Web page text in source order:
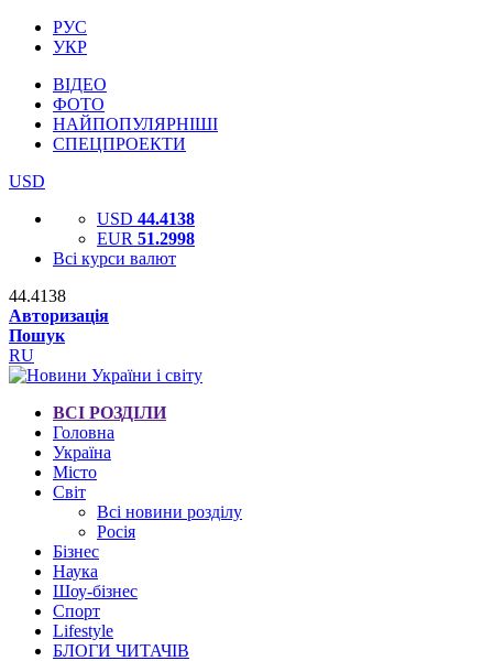
РУС
УКР
ВІДЕО
ФОТО
НАЙПОПУЛЯРНІШІ
СПЕЦПРОЕКТИ
USD
USD 44.4138
EUR 51.2998
Всі курси валют
44.4138
Авторизація
Пошук
RU
ВСІ РОЗДІЛИ
Головна
Україна
Місто
Світ
Всі новини розділу
Росія
Бізнес
Наука
Шоу-бізнес
Спорт
Lifestyle
БЛОГИ ЧИТАЧІВ